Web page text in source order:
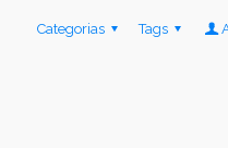
Categorias Tags